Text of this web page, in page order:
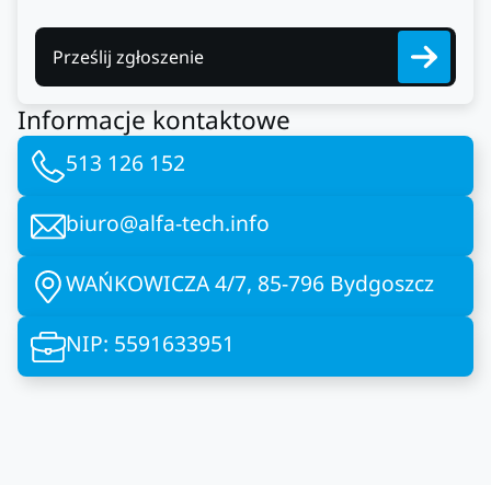
Prześlij zgłoszenie
Informacje kontaktowe
513 126 152
biuro@alfa-tech.info
WAŃKOWICZA 4/7, 85-796 Bydgoszcz
NIP: 5591633951